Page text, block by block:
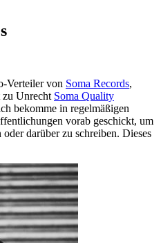
Verteiler von Soma Records,
zu Unrecht Soma Quality
bekomme in regelmäßigen
vorab geschickt, um
darüber zu schreiben. Dieses